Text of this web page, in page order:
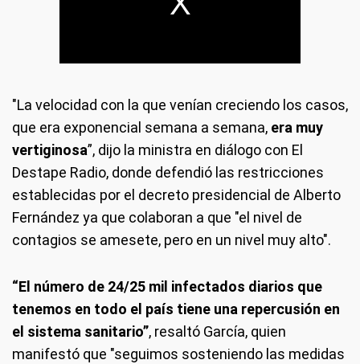
"La velocidad con la que venían creciendo los casos,
que era exponencial semana a semana, era muy
vertiginosa”, dijo la ministra en diálogo con El
Destape Radio, donde defendió las restricciones
establecidas por el decreto presidencial de Alberto
Fernández ya que colaboran a que "el nivel de
contagios se amesete, pero en un nivel muy alto".
“El número de 24/25 mil infectados diarios que
tenemos en todo el país tiene una repercusión en
el sistema sanitario”, resaltó García, quien
manifestó que "seguimos sosteniendo las medidas